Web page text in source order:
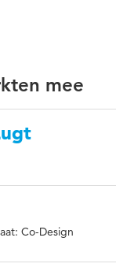
mee
Co-Design